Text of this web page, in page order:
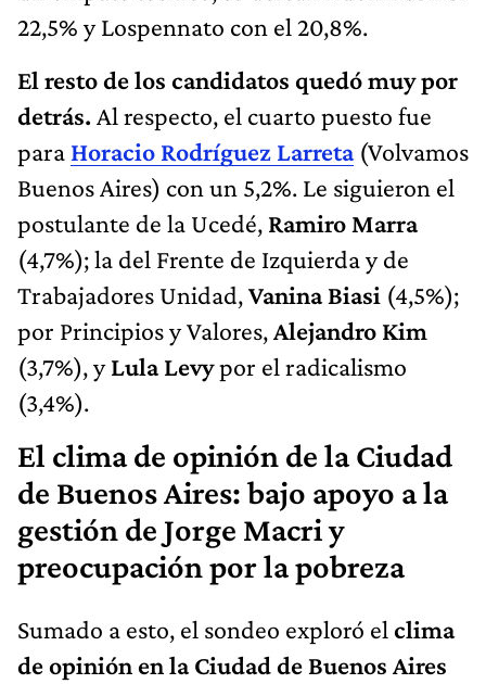
22,5% y Lospennato con el 20,8%.
El resto de los candidatos quedó muy por
detrás. Al respecto, el cuarto puesto fue
para Horacio Rodríguez Larreta(Volvamos
Buenos Aires) con un 5,2%. Le siguieron el
postulante de la Ucedé, Ramiro Marra
(4,7%); la del Frente de Izquierda y de
Trabajadores Unidad,Vanina Biasi (4,5%);
por Principios y Valores,Alejandro Kim
(3,7%), yLula Levypor el radicalismo
(3,4%).
El clima de opinión de la Ciudad
de Buenos Aires: bajo apoyo a la
gestión de Jorge Macri y
preocupación por la pobreza
Sumado a esto, el sondeo exploró el clima
de opinión en la Ciudad de Buenos Aires